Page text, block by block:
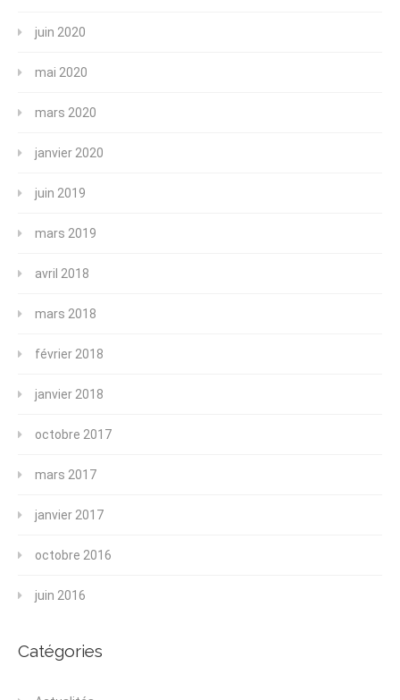
juin 2020
mai 2020
mars 2020
janvier 2020
juin 2019
mars 2019
avril 2018
mars 2018
février 2018
janvier 2018
octobre 2017
mars 2017
janvier 2017
octobre 2016
juin 2016
Catégories